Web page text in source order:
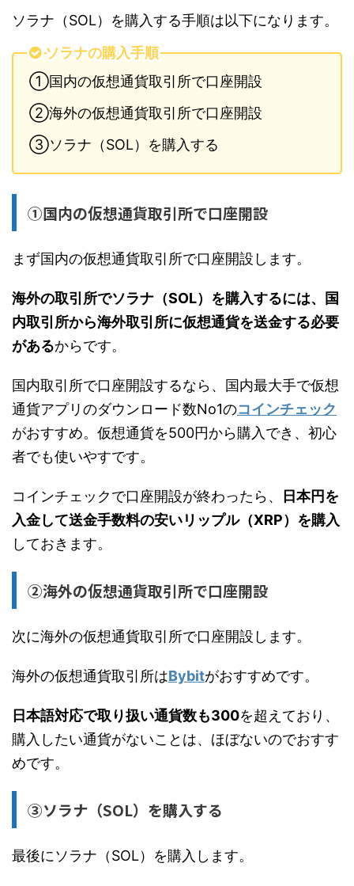
ソラナ（SOL）を購入する手順は以下になります。
ソラナの購入手順
①国内の仮想通貨取引所で口座開設
②海外の仮想通貨取引所で口座開設
③ソラナ（SOL）を購入する
①国内の仮想通貨取引所で口座開設
まず国内の仮想通貨取引所で口座開設します。
海外の取引所でソラナ（SOL）を購入するには、国
内取引所から海外取引所に仮想通貨を送金する必要
があるからです。
国内取引所で口座開設するなら、国内最大手で仮想
通貨アプリのダウンロード数No1のコインチェック
がおすすめ。仮想通貨を500円から購入でき、初心
者でも使いやすです。
コインチェックで口座開設が終わったら、
日本円を
入金して送金手数料の安いリップル（XRP）を購入
しておきます。
②海外の仮想通貨取引所で口座開設
次に海外の仮想通貨取引所で口座開設します。
海外の仮想通貨取引所はBybitがおすすめです。
日本語対応で取り扱い通貨数も300を超えており、
購入したい通貨がないことは、ほぼないのでおすす
めです。
③ソラナ（SOL）を購入する
最後にソラナ（SOL）を購入します。